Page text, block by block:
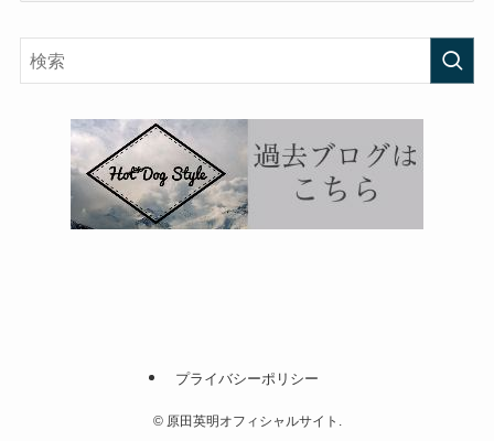
イ
ブ
プライバシーポリシー
©原田英明オフィシャルサイト.